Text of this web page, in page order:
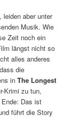
leiden aber unter
Musik. Wie
Zeit noch ein
längst nicht so
alles anderes
die
inThe Longest
Krimi zu tun,
Das ist
führt die Story